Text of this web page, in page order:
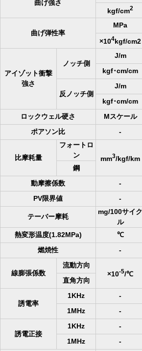
曲げ強さ
kgf/cm2
曲げ弾性率
MPa
×104kgf/cm2
アイゾット衝撃
強さ
ノッチ側
J/m
kgf･cm/cm
反ノッチ側
J/m
kgf･cm/cm
ロックウェル硬さ
Mスケール
ポアソン比
-
比摩耗量
フォートロ
ン
mm3/kgf/km
鋼
動摩擦係数
-
PV限界値
-
テーバー摩耗
mg/100サイク
ル
熱変形温度(1.82MPa) ℃
燃焼性
-
線膨張係数
流動方向
×10-5/℃
直角方向
誘電率
1KHz -
1MHz
-
誘電正接
1KHz -
1MHz
-